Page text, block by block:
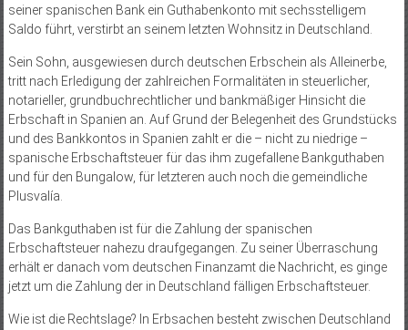
seiner spanischen Bank ein Guthabenkonto mit sechsstelligem
Saldo führt, verstirbt an seinem letzten Wohnsitz in Deutschland.
Sein Sohn, ausgewiesen durch deutschen Erbschein als Alleinerbe,
tritt nach Erledigung der zahlreichen Formalitäten in steuerlicher,
notarieller, grundbuchrechtlicher und bankmäßiger Hinsicht die
Erbschaft in Spanien an. Auf Grund der Belegenheit des Grundstücks
und des Bankkontos in Spanien zahlt er die – nicht zu niedrige –
spanische Erbschaftsteuer für das ihm zugefallene Bankguthaben
und für den Bungalow, für letzteren auch noch die gemeindliche
Plusvalía.
Das Bankguthaben ist für die Zahlung der spanischen
Erbschaftsteuer nahezu draufgegangen. Zu seiner Überraschung
erhält er danach vom deutschen Finanzamt die Nachricht, es ginge
jetzt um die Zahlung der in Deutschland fälligen Erbschaftsteuer.
Wie ist die Rechtslage? In Erbsachen besteht zwischen Deutschland